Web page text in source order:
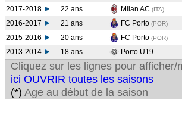
2017-2018
22 ans Milan AC (ITA)
2016-2017
21 ans FC Porto (POR)
2015-2016
20 ans FC Porto (POR)
2013-2014
18 ans Porto U19
Cliquez sur les lignes pour
ici OUVRIR toutes les saisons
(*) Age au début de la saison